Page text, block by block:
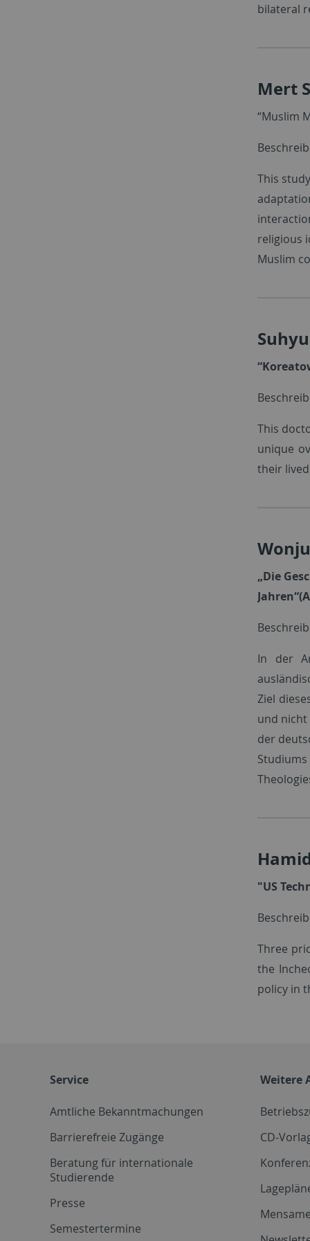
bilateral
Mert
“Muslim
This
religious
Muslim
This
unique
their
„Die
In der
Ziel
und
der
"US
Three
the
policy in
Service
Amtliche Bekanntmachungen
Barrierefreie Zugänge
Beratung für internationale
Studierende
Presse
Semestertermine
Weitere
CD-